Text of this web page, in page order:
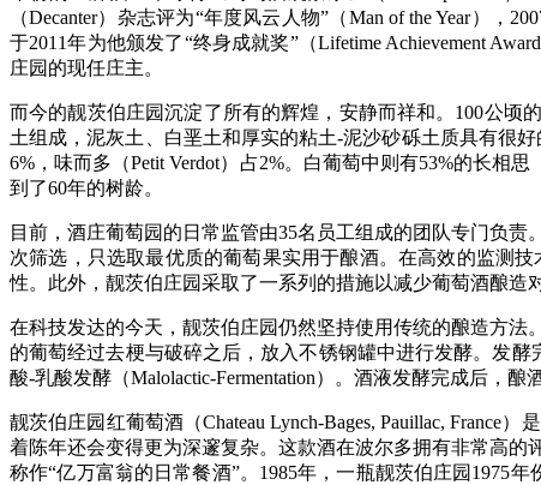
（Decanter）杂志评为“年度风云人物”（Man of the Year），
于2011年为他颁发了“终身成就奖”（Lifetime Achievement
庄园的现任庄主。
而今的靓茨伯庄园沉淀了所有的辉煌，安静而祥和。100公顷
土组成，泥灰土、白垩土和厚实的粘土-泥沙砂砾土质具有很好
6%，味而多（Petit Verdot）占2%。白葡萄中则有53%的长相
到了60年的树龄。
目前，酒庄葡萄园的日常监管由35名员工组成的团队专门负
次筛选，只选取最优质的葡萄果实用于酿酒。在高效的监测
性。此外，靓茨伯庄园采取了一系列的措施以减少葡萄酒酿造
在科技发达的今天，靓茨伯庄园仍然坚持使用传统的酿造方
的葡萄经过去梗与破碎之后，放入不锈钢罐中进行发酵。发
酸-乳酸发酵（Malolactic-Fermentation）。酒液发酵完成后，
靓茨伯庄园红葡萄酒（Chateau Lynch-Bages, Pauillac,
着陈年还会变得更为深邃复杂。这款酒在波尔多拥有非常高
称作“亿万富翁的日常餐酒”。1985年，一瓶靓茨伯庄园1975